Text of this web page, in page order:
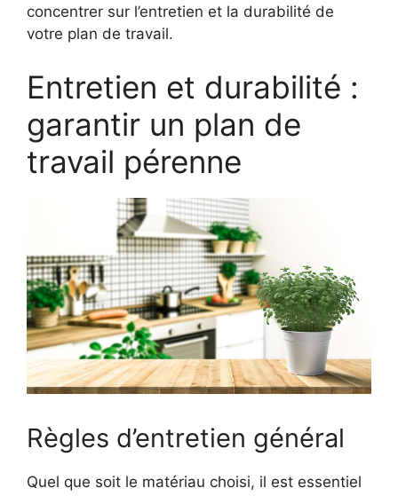
concentrer sur l’entretien et la durabilité de
votre plan de travail.
Entretien et durabilité :
garantir un plan de
travail pérenne
Règles d’entretien général
Quel que soit le matériau choisi, il est essentiel